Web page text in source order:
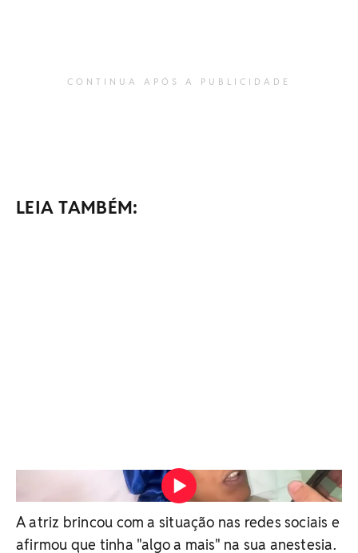
CONTINUA APÓS A PUBLICIDADE
LEIA TAMBÉM:
Rosiane Pinheiro faz desabafo sob efeito de anestesia:
'Sem dar' Vídeo: Reprodução/Redes sociais
A atriz brincou com a situação nas redes sociais e
afirmou que tinha "algo a mais" na sua anestesia.